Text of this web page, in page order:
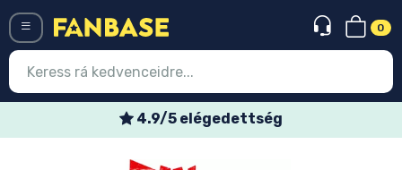
0
4.9/5 elégedettség
Belépés